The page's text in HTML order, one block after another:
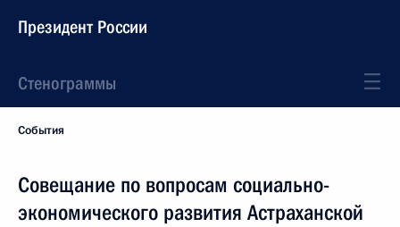
Президент России
Стенограммы
События
Совещание по вопросам социально-
экономического развития Астраханской